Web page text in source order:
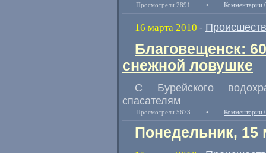
Просмотрели 2891 • Комментарии
16 марта 2010 -
Благовещенск:
снежной ловушке
С Бурейского
спасателям
Просмотрели 5673 • Комментарии
Понедельник, 15